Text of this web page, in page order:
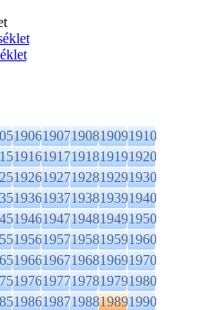
19061907190819091910
19161917191819191920
19261927192819291930
19361937193819391940
19461947194819491950
19561957195819591960
19661967196819691970
19761977197819791980
19861987198819891990